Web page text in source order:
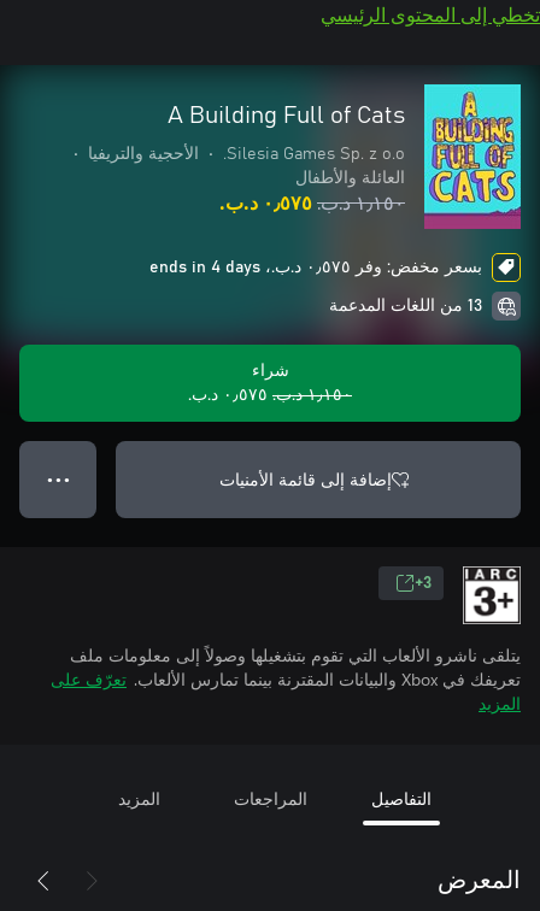
تخطي إلى المحتوى الرئيسي
A Building Full of Cats
Silesia Games Sp. z o.o.
• الأحجية والتريفيا
•
العائلة والأطفال
١٫١٥٠ د.ب.‏ ٠٫٥٧٥ د.ب.‏
بسعر مخفض: وفر ٠٫٥٧٥ د.ب.‏، ends in 4 days
13 من اللغات المدعمة
شراء
١٫١٥٠ د.ب.‏
٠٫٥٧٥ د.ب.‏
إضافة إلى قائمة الأمنيات ● ● ●
3+
يتلقى ناشرو الألعاب التي تقوم بتشغيلها وصولاً إلى معلومات ملف
تعريفك في Xbox والبيانات المقترنة بينما تمارس الألعاب.
تعرّف على
المزيد
التفاصيل المراجعات المزيد
المعرض